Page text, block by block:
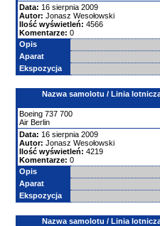
Data: 16 sierpnia 2009
Autor: Jonasz Wesołowski
Ilość wyświetleń: 4566
Komentarze: 0
Opis
Aparat
Ekspozycja
Nazwa samolotu / Linia
Boeing 737 700
Air Berlin
Data: 16 sierpnia 2009
Autor: Jonasz Wesołowski
Ilość wyświetleń: 4219
Komentarze: 0
Opis
Aparat
Ekspozycja
Nazwa samolotu / Linia